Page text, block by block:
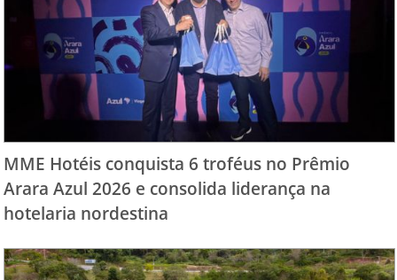
MME Hotéis conquista 6 troféus no Prêmio
Arara Azul 2026 e consolida liderança na
hotelaria nordestina